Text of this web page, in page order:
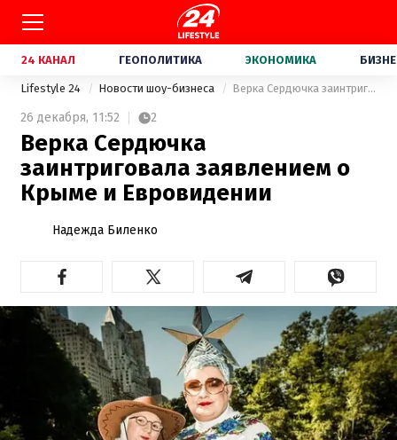
24 КАНАЛ ГЕОПОЛИТИКА ЭКОНОМИКА
Lifestyle 24 Новости шоу-бизнеса Верка Сердючка заинтриговала заявлением о Крыме и Евровидении
26 декабря, 11:52 2
Верка Сердючка
заинтриговала заявлением о
Крыме и Евровидении
Надежда Биленко